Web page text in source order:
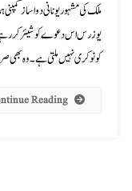
ملک کی مشہور یونانی دوا ساز
یوزرس اس دعوے کو شیئر کر رہے
کو نوکری نہیں ملتی ہے۔ وہ
Reading